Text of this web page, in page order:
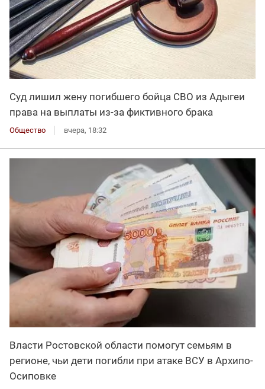
Суд лишил жену погибшего бойца СВО из Адыгеи
права на выплаты из-за фиктивного брака
Общество вчера, 18:32
Власти Ростовской области помогут семьям в
регионе, чьи дети погибли при атаке ВСУ в Архипо-
Осиповке